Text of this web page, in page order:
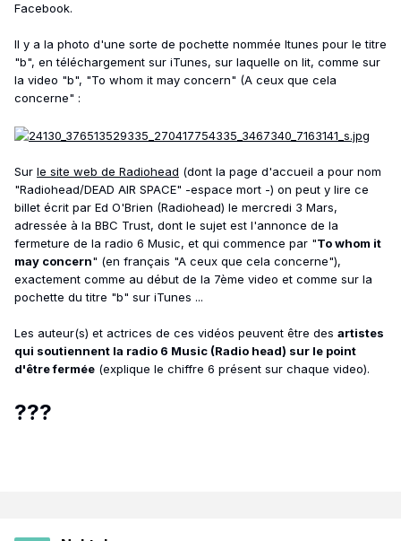
Facebook.
Il y a la photo d'une sorte de pochette nommée Itunes pour le titre
"b", en téléchargement sur iTunes, sur laquelle on lit, comme sur
la video "b", "To whom it may concern" (A ceux que cela
concerne" :
Sur le site web de Radiohead (dont la page d'accueil a pour nom
"Radiohead/DEAD AIR SPACE" -espace mort -) on peut y lire ce
billet écrit par Ed O'Brien (Radiohead) le mercredi 3 Mars,
adressée à la BBC Trust, dont le sujet est l'annonce de la
fermeture de la radio 6 Music, et qui commence par "To whom it
may concern" (en français "A ceux que cela concerne"),
exactement comme au début de la 7ème video et comme sur la
pochette du titre "b" sur iTunes ...
Les auteur(s) et actrices de ces vidéos peuvent être des artistes
qui soutiennent la radio 6 Music (Radio head) sur le point
d'être fermée (explique le chiffre 6 présent sur chaque video).
???